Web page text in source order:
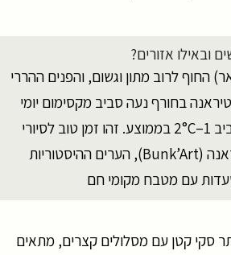
ובאילו אזורים?
החוף לרוב מתון וגשום, והפנים ההררי
בחורף נעה סביב מקסימום יומי
~11–12°C ומינימום סביב 1–2°C בממוצע. זהו זמן טוב לסיורי
תרבות: מוזיאונים בטיראנה (Bunk’Art), הערים ההיסטוריות
עם מטבח מקומי חם
סקי קטן עם מסלולים קצרים, מתאים